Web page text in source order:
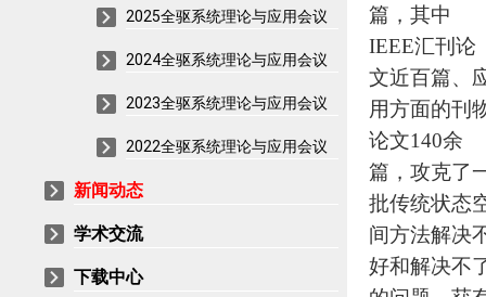
2025全驱系统理论与应用会议
2024全驱系统理论与应用会议
2023全驱系统理论与应用会议
2022全驱系统理论与应用会议
新闻动态
学术交流
下载中心
篇，其中
IEEE汇刊论
文近百篇、
用方面的刊
论文140余
篇，攻克了
批传统状态
间方法解决
好和解决不